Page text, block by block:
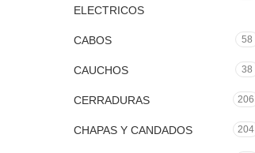
ELECTRICOS
CABOS 58
CAUCHOS 38
CERRADURAS 206
CHAPAS Y CANDADOS 204